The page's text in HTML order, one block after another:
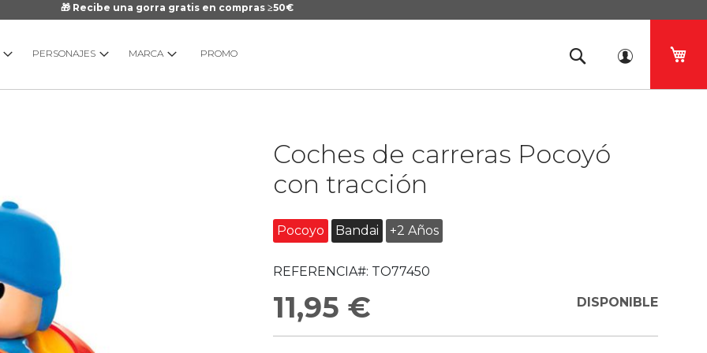
🎁 Recibe una gorra gratis en compras ≥50€
PERSONAJES MARCA PROMO
Coches de carreras Pocoyó
con tracción
Pocoyo Bandai +2 Años
REFERENCIA#: TO77450
11,95 € DISPONIBLE
galería
imágenes